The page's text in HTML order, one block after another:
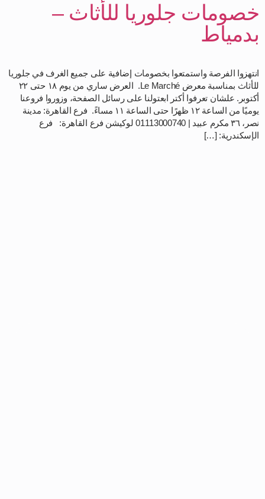
خصومات جلوريا للأثاث –
بدمياط
انتهزوا الفرصة واستمتعوا بخصومات إضافية على جميع الغرف في جلوريا
للأثاث بمناسبة معرض Le Marché. العرض ساري من يوم ١٨ حتى ٢٢
أكتوبر. علشان تعرفوا أكتر ابعتولنا على رسائل الصفحة، وزوروا فروعنا
يوميًا من الساعة ١٢ ظهرًا حتى الساعة ١١ مساءً. فرع القاهرة: مدينة
نصر، ٣٦ مكرم عبيد | 01113000740 لوكيشن فرع القاهرة: فرع
الإسكندرية: […]